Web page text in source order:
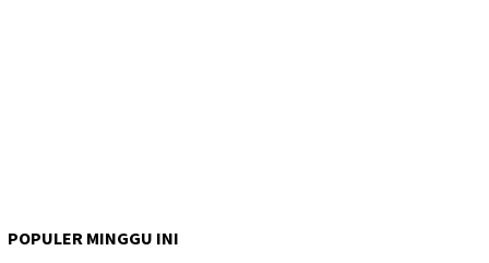
POPULER MINGGU INI